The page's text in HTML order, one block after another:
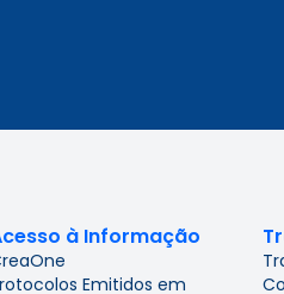
à Informação
Emitidos em